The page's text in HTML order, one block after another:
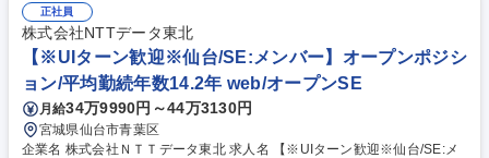
会社への連絡・受付 ■メンテナンス作業のスケジュール調整（外部業者と
のやり取り） ■業務を効率化するための簡単なツール作成 ■報告書の作成
など。接客・販売で培った「調整力」や「伝える力」が、スムーズな障害
復旧に直結します！ 募集職種 未経験歓迎【監視運用エンジニア】接客経
験×ITスキルで市場価値UP！
正社員
株式会社NTTデータ東北
【※UIターン歓迎※仙台/SE:メンバー】オープンポジシ
ョン/平均勤続年数14.2年 web/オープンSE
月給34万9990円～44万3130円
宮城県仙台市青葉区
企業名 株式会社ＮＴＴデータ東北 求人名 【※UIターン歓迎※仙台/SE:メ